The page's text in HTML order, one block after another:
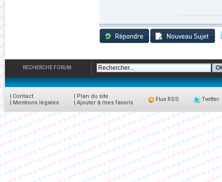
RECHERCHE FORUM
| Contact
| Mentions légales
| Plan du site
| Ajouter à mes favoris
Flux RSS Twitter